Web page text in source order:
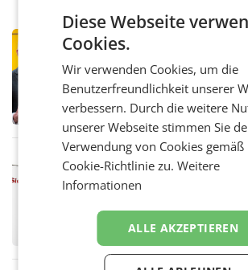
ersten Halbjahr trotz
Briefgeschäft
WIEN Die Österreichische
ersten Halbjahr 2026
von 1.544,0 Mio. EUR
Vergleichszeitraum
MARKETING & MEDIA
ProSiebenSat.1 spart
UNTERFÖHRING/MAILAND/
Fernsehkonzern
Frühjahr dank
wieder Gewinn gemacht
Markterwartung deutlich
Diese Webseite
Cookies.
Wir verwenden Cookies, um die
Benutzerfreundlichkeit unserer
verbessern. Durch die weitere
unserer Webseite stimmen Sie
Verwendung von Cookies
Cookie-Richtlinie zu.Weitere
Informationen
ALLE AKZEPTIEREN